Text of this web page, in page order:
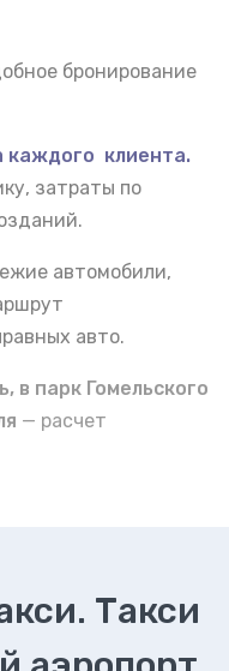
бронирование
каждого клиента.
затраты по
автомобили,
авто.
в парк Гомельского
— расчет
Такси